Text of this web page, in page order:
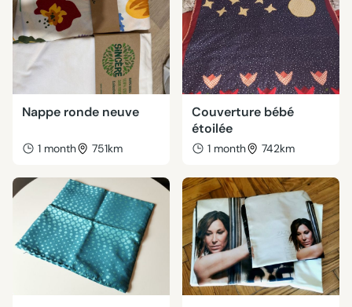
Nappe ronde neuve
1 month 751km
Couverture bébé
étoilée
1 month 742km